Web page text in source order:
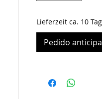
Lieferzeit ca. 10
Pedido